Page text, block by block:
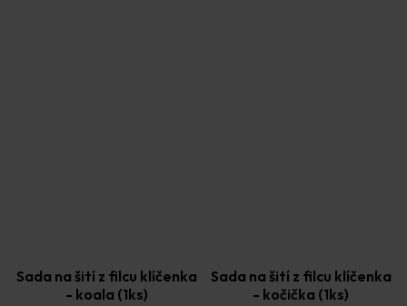
Sada na šití z filcu klíčenka
- koala (1ks)
Sada na šití z filcu klíčenka
- kočička (1ks)